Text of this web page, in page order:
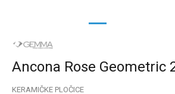
1
Ancona Rose Geometric
KERAMIČKE PLOČICE